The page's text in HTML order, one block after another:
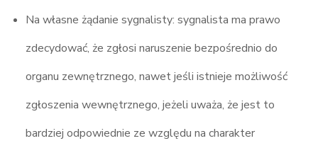
Na własne żądanie sygnalisty: sygnalista ma prawo
zdecydować, że zgłosi naruszenie bezpośrednio do
organu zewnętrznego, nawet jeśli istnieje możliwość
zgłoszenia wewnętrznego, jeżeli uważa, że jest to
bardziej odpowiednie ze względu na charakter